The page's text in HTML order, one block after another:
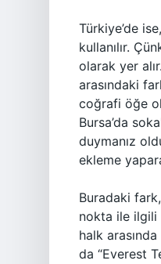
Türkiye’de
kullanılır.
olarak yer
arasındaki
coğrafi öğe
Bursa’da
duymanız
ekleme
Buradaki
nokta ile ilgili
halk
da “Everest